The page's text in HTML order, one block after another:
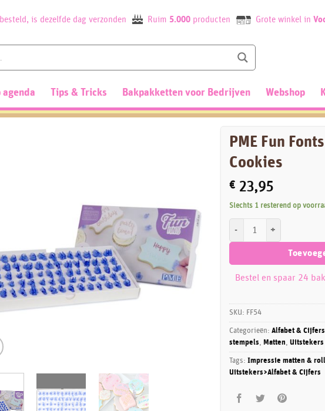
is dezelfde dag verzonden Ruim 5.000producten Grote winkel in
agenda Tips & Tricks Bakpakketten voor Bedrijven Webshop
PME Fun
Cookies
€23,95
Slechts 1 resterend op
Bestel en spaar 24
SKU: FF54
Categorieën: Alfabet & Cijfers
stempels, Matten, Uitstekers
Tags: Impressie matten &
Uitstekers>Alfabet & Cijfers